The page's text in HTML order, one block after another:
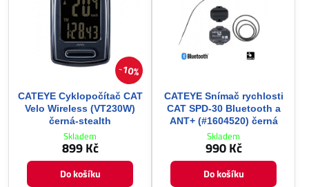
10%
CATEYE Cyklopočítač CAT
Velo Wireless (VT230W)
černá-stealth
Skladem
899 Kč
Do košíku
CATEYE Snímač rychlosti
CAT SPD-30 Bluetooth a
ANT+ (#1604520) černá
Skladem
990 Kč
Do košíku